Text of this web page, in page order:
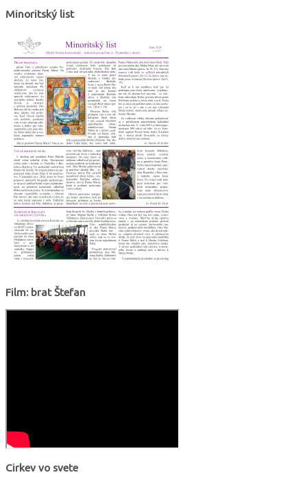
Minoritský list
Film: brat Štefan
Cirkev vo svete